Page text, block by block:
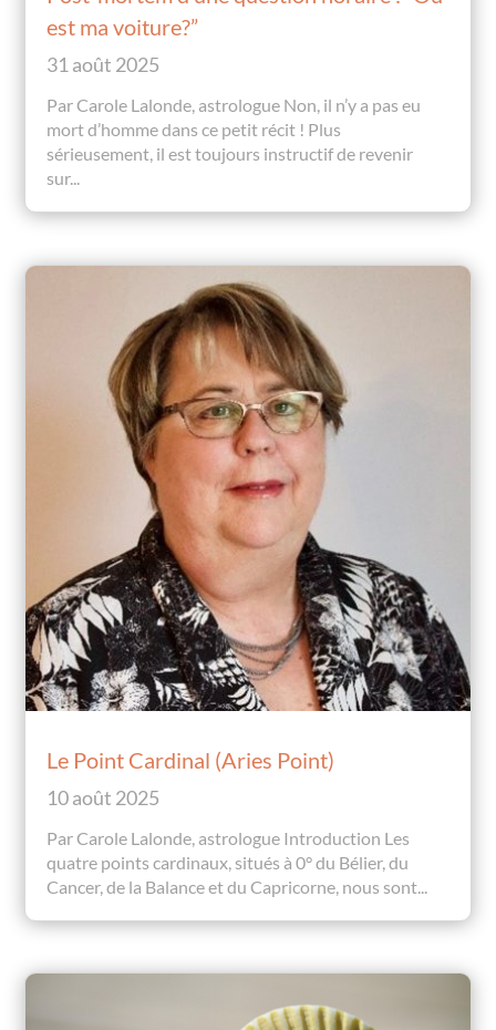
est ma voiture?”
31 août 2025
Par Carole Lalonde, astrologue Non, il n’y a pas eu
mort d’homme dans ce petit récit ! Plus
sérieusement, il est toujours instructif de revenir
sur...
Le Point Cardinal (Aries Point)
10 août 2025
Par Carole Lalonde, astrologue Introduction Les
quatre points cardinaux, situés à 0° du Bélier, du
Cancer, de la Balance et du Capricorne, nous sont...